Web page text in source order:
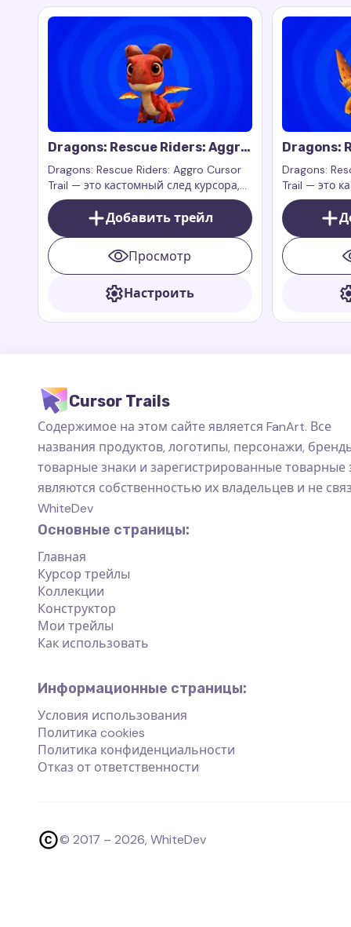
Dragons: Rescue Riders: Aggro
Cursor Trail
Dragons: Rescue Riders: Aggro Cursor
Trail — это кастомный след курсора,
вдохновленный Аггро из шоу
Dragons: Rescue Riders. Аггро —
сильный и большой дракон, который
всегда готов защищать своих
друзей.
Добавить трейл
Просмотр
Настроить
Dragons:
Zeppla
Dragons:
Trail — это
Зепплой из
Riders.
быстрый и
всегда
Cursor Trails
Содержимое на этом сайте является FanArt. Все
названия продуктов, логотипы, персонажи,
товарные знаки и зарегистрированные товарные
являются собственностью их владельцев и не
WhiteDev
Основные страницы:
Главная
Курсор трейлы
Коллекции
Конструктор
Мои трейлы
Как использовать
Информационные страницы:
Условия использования
Политика cookies
Политика конфиденциальности
Отказ от ответственности
© 2017 – 2026, WhiteDev